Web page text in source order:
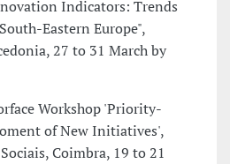
Indicators: Trends
Eastern Europe",
27 to 31 March by
Workshop 'Priority-
of New Initiatives',
Coimbra, 19 to 21